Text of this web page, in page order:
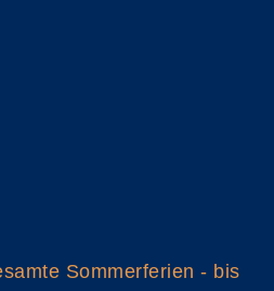
Sommerferien - bis